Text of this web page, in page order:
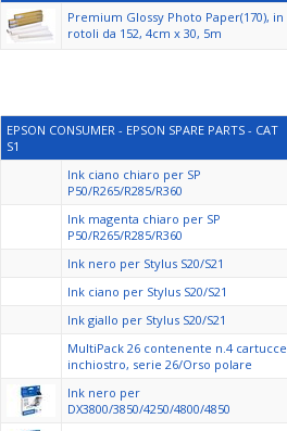
Premium Glossy Photo Paper(170), in
rotoli da 152, 4cm x 30, 5m
EPSON CONSUMER - EPSON SPARE PARTS - CAT
S1
Ink ciano chiaro per SP
P50/R265/R285/R360
Ink magenta chiaro per SP
P50/R265/R285/R360
Ink nero per Stylus S20/S21
Ink ciano per Stylus S20/S21
Ink giallo per Stylus S20/S21
MultiPack 26 contenente n.4 cartucce
inchiostro, serie 26/Orso polare
Ink nero per
DX3800/3850/4250/4800/4850